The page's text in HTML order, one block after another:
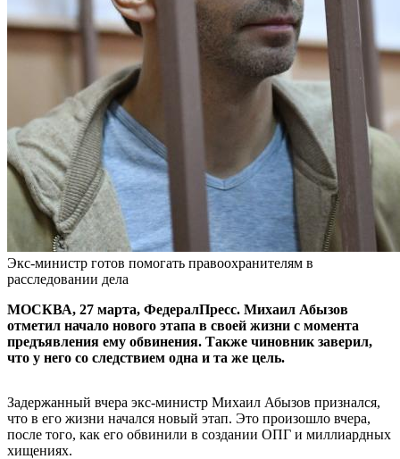
Экс-министр готов помогать правоохранителям в
расследовании дела
МОСКВА, 27 марта, ФедералПресс. Михаил Абызов
отметил начало нового этапа в своей жизни с момента
предъявления ему обвинения. Также чиновник заверил,
что у него со следствием одна и та же цель.
Задержанный вчера экс-министр Михаил Абызов признался,
что в его жизни начался новый этап. Это произошло вчера,
после того, как его обвинили в создании ОПГ и миллиардных
хищениях.